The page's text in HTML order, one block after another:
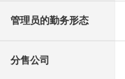
管理员的勤务形态
分售公司